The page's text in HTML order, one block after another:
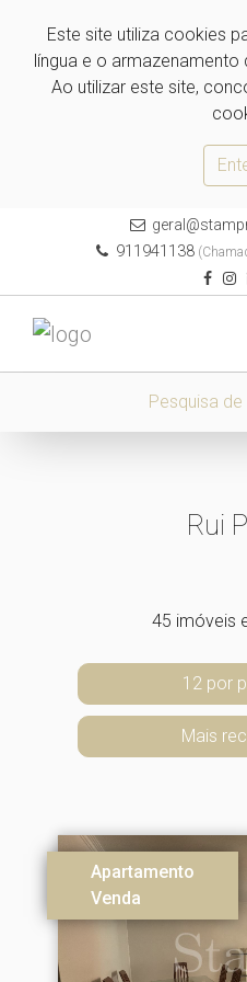
Este site utiliza cookies
língua e o
Ao utilizar este site,
911941138
Pesquisa
Rui
45 imóveis
12 por
Mais
Apartamento
Venda